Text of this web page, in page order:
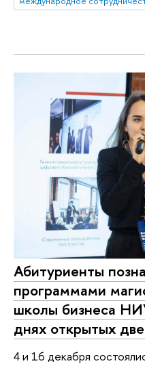
Абитуриенты
программами
школы бизнеса
днях открытых
4 и 16 декабря